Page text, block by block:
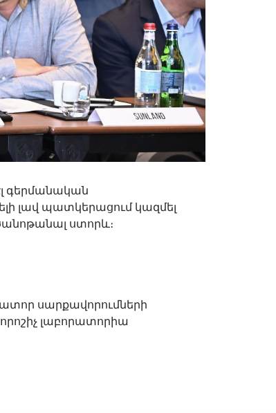
գերմանական
լավ պատկերացում կազմել
ստորև։
սարքավորումների
լաբորատորիա